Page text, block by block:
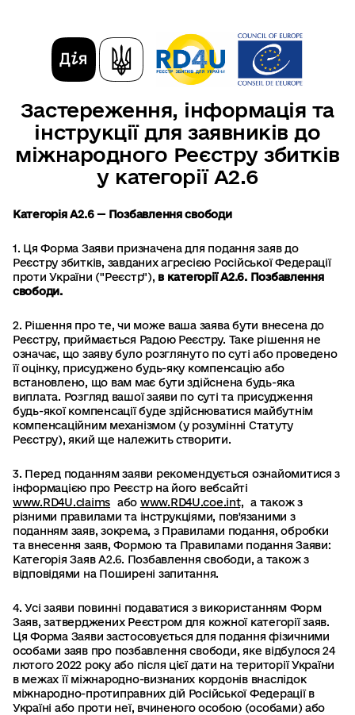
Застереження, інформація та
інструкції для заявників до
міжнародного Реєстру збитків
у категорії А2.6
Категорія А2.6 — Позбавлення свободи
1. Ця Форма Заяви призначена для подання заяв до
Реєстру збитків, завданих агресією Російської Федерації
проти України ("Реєстр"), в категорії А2.6. Позбавлення
свободи.
2. Рішення про те, чи може ваша заява бути внесена до
Реєстру, приймається Радою Реєстру. Таке рішення не
означає, що заяву було розглянуто по суті або проведено
її оцінку, присуджено будь-яку компенсацію або
встановлено, що вам має бути здійснена будь-яка
виплата. Розгляд вашої заяви по суті та присудження
будь-якої компенсації буде здійснюватися майбутнім
компенсаційним механізмом (у розумінні Статуту
Реєстру), який ще належить створити.
3. Перед поданням заяви рекомендується ознайомитися з
інформацією про Реєстр на його вебсайті
www.RD4U.claims або www.RD4U.coe.int, а також з
різними правилами та інструкціями, пов'язаними з
поданням заяв, зокрема, з Правилами подання, обробки
та внесення заяв, Формою та Правилами подання Заяви:
Категорія Заяв А2.6. Позбавлення свободи, а також з
відповідями на Поширені запитання.
4. Усі заяви повинні подаватися з використанням Форм
Заяв, затверджених Реєстром для кожної категорії заяв.
Ця Форма Заяви застосовується для подання фізичними
особами заяв про позбавлення свободи, яке відбулося 24
лютого 2022 року або після цієї дати на території України
в межах її міжнародно-визнаних кордонів внаслідок
міжнародно-протиправних дій Російської Федерації в
Україні або проти неї, вчиненого особою (особами) або